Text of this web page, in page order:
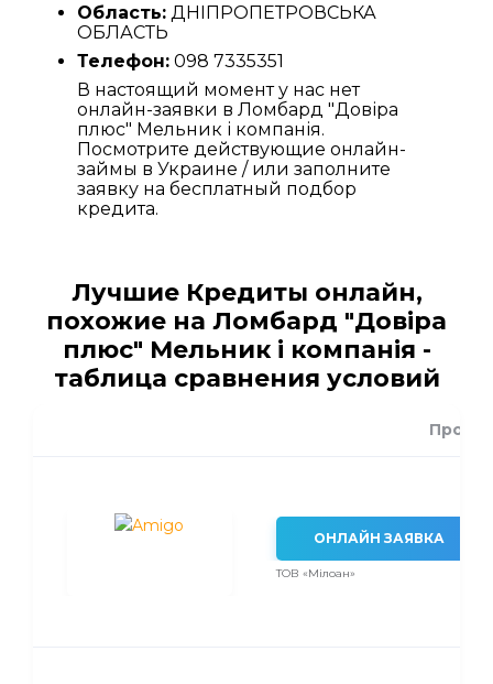
Область: ДНІПРОПЕТРОВСЬКА
ОБЛАСТЬ
Телефон: 098 7335351
В настоящий момент у нас нет
онлайн-заявки в Ломбард "Довіра
плюс" Мельник і компанія.
Посмотрите действующие онлайн-
займы в Украине / или заполните
заявку на бесплатный подбор
кредита.
Лучшие Кредиты онлайн,
похожие на Ломбард "Довіра
плюс" Мельник і компанія -
таблица сравнения условий
ОНЛАЙН ЗАЯВКА
ТОВ «Мілоан»